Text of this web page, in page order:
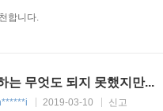
합니다.
는 무엇도 되지 못했지만...
2019-03-10 신고